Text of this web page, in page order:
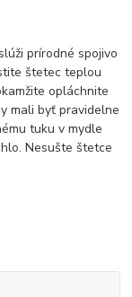
prírodné spojivo
štetec teplou
opláchnite
mali byť pravidelne
tuku v mydle
Nesušte štetce